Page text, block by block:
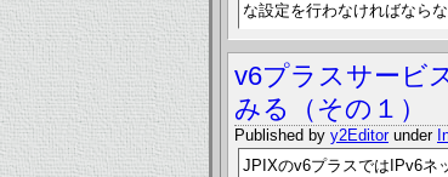
な設定を行わなければなら
v6プラスサービ
みる（その１）
Published by y2Editorunder
JPIXのv6プラスではIPv6ネ